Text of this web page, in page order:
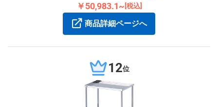
￥50,983.1~ [税込]
商品詳細ページへ
12位